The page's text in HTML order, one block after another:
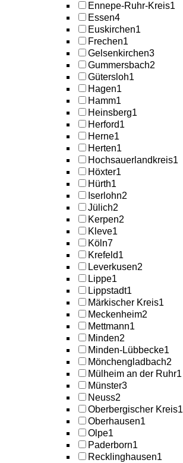
Ennepe-Ruhr-Kreis1
Essen4
Euskirchen1
Frechen1
Gelsenkirchen3
Gummersbach2
Gütersloh1
Hagen1
Hamm1
Heinsberg1
Herford1
Herne1
Herten1
Hochsauerlandkreis1
Höxter1
Hürth1
Iserlohn2
Jülich2
Kerpen2
Kleve1
Köln7
Krefeld1
Leverkusen2
Lippe1
Lippstadt1
Märkischer Kreis1
Meckenheim2
Mettmann1
Minden2
Minden-Lübbecke1
Mönchengladbach2
Mülheim an der Ruhr1
Münster3
Neuss2
Oberbergischer Kreis1
Oberhausen1
Olpe1
Paderborn1
Recklinghausen1